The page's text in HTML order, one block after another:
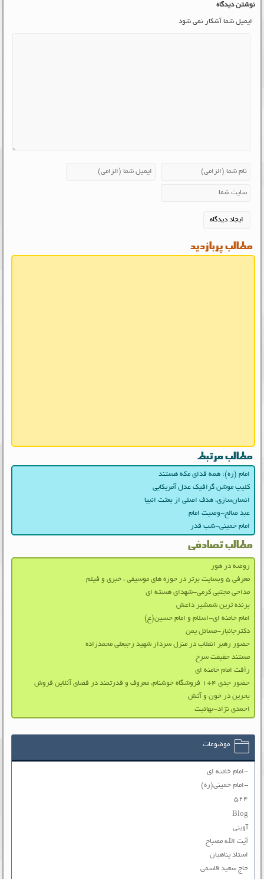
نوشتن دیدگاه
ایمیل شما آشکار نمی شود
مطالب پربازدید
مطالب مرتبط
امام (ره): همه فدای مکه هستند
کلیپ موشن گرافیک عدل آمریکایی
انسان‌سازی، هدف اصلی از بعثت انبیا
عبد صالح-وصیت امام
امام خمینی-شب قدر
مطالب تصادفی
روضه در هور
معرفی ۵ وبسایت برتر در حوزه های موسیقی ، خبری و فیلم
مداحی مجتبی کرمی-شهدای هسته ای
برنده ترین شمشیر داعش
امام خامنه ای-اسلام و امام حسین(ع)
دکترجانباز-مسائل یمن
حضور رهبر انقلاب در منزل سردار شهید رجبعلی محمدزاده
مستند حقیقت سرخ
رأفت امام خامنه ای
حضور جدی ۴+۱ فروشگاه خوشنام، معروف و قدرتمند در فضای آنلاین فروش
بحرین در خون و آتش
احمدی نژاد-بهائیت
موضوعات
-امام خامنه ای
-امام خمینی(ره)
۵۲۴
Blog
آوینی
آیت الله مصباح
استاد پناهیان
حاج سعید قاسمی